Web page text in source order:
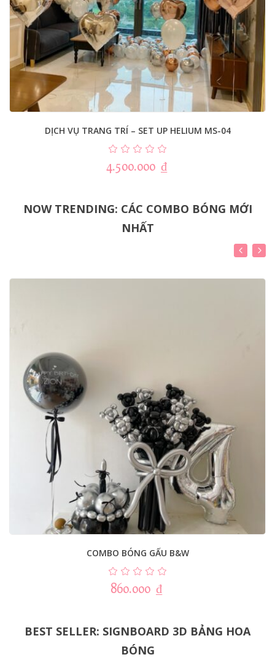
DỊCH VỤ TRANG TRÍ – SET UP HELIUM MS-04
4.500.000 ₫
NOW TRENDING: CÁC COMBO BÓNG MỚI
NHẤT
COMBO BÓNG GẤU B&W
860.000 ₫
BEST SELLER: SIGNBOARD 3D BẢNG HOA
BÓNG